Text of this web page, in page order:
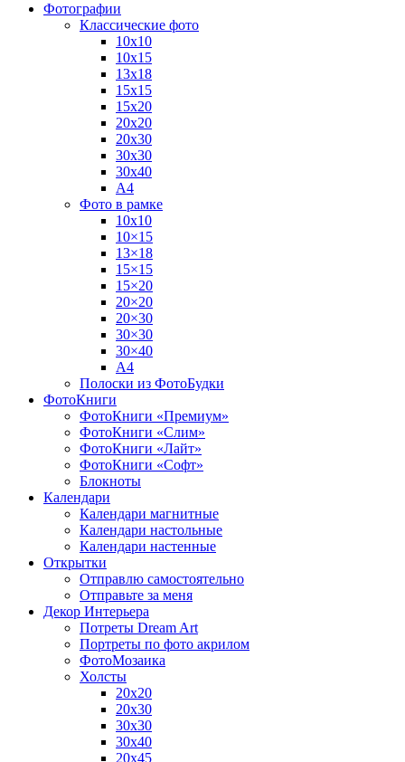
Фотографии
Классические фото
10х10
10х15
13х18
15х15
15х20
20х20
20х30
30х30
30х40
А4
Фото в рамке
10х10
10×15
13×18
15×15
15×20
20×20
20×30
30×30
30×40
A4
Полоски из ФотоБудки
ФотоКниги
ФотоКниги «Премиум»
ФотоКниги «Слим»
ФотоКниги «Лайт»
ФотоКниги «Софт»
Блокноты
Календари
Календари магнитные
Календари настольные
Календари настенные
Открытки
Отправлю самостоятельно
Отправьте за меня
Декор Интерьера
Потреты Dream Art
Портреты по фото акрилом
ФотоМозаика
Холсты
20х20
20х30
30х30
30х40
20х45